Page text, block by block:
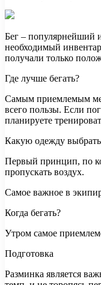
Бег – популярнейший
необходимый
получали только
Где лучше бегать?
Самым приемлемым
всего пользы. Если
планируете
Какую одежду
Первый принцип, по
пропускать воздух.
Самое важное в
Когда бегать?
Утром самое
Подготовка
Разминка является